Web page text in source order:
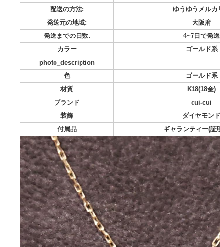
品...ギャランティー(証明書), 箱
カテゴリー:
ファッション->レ
ブランド:
商品の状態:
未使
配送料の負担:
送料込み
配送の方法:
ゆうゆ
発送元の地域:
発送までの日数:
4~7
カラー
ゴ
photo_description
色
ゴ
材質
ブランド
装飾
ダイ
付属品
ギャランテ